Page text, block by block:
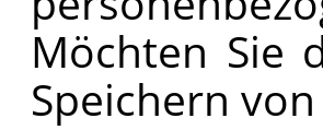
Möchten Sie
Speichern